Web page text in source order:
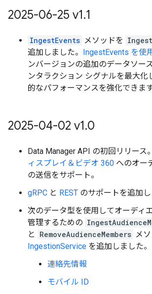
2025-06-25 v1.1
IngestEvents メソッドを
追加しました。 IngestEvents を使
ンバージョンの追加のデータソー
ンタラクション シグナルを最大化
的なパフォーマンスを強化できます
2025-04-02 v1.0
Data Manager API の初回リリース。
ィスプレイ＆ビデオ 360 へのオー
の送信をサポート。
gRPC と REST のサポートを追加し
次のデータ型を使用してオーディ
管理するための
と
RemoveAudienceMembers メ
IngestionService を追加しました。
連絡先情報
モバイル ID